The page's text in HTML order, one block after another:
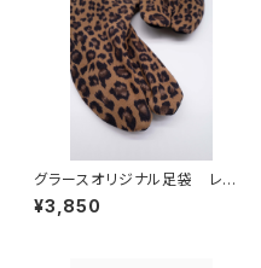
グラースオリジナル足袋 レオ
パード ストレッチ オークル
¥3,850